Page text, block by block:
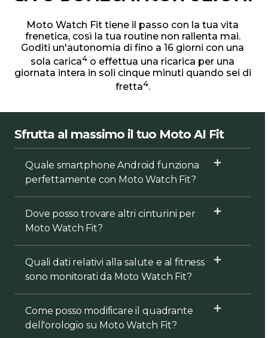
Moto Watch Fit tiene il passo con la tua vita
frenetica, così la tua routine non rallenta mai.
Goditi un'autonomia di fino a 16 giorni con una
sola carica4 o effettua una ricarica per una
giornata intera in soli cinque minuti quando sei di
fretta4.
Sfrutta al massimo il tuo Moto AI Fit
Quale smartphone Android funziona
perfettamente con Moto Watch Fit?
Dove posso trovare altri cinturini per
Moto Watch Fit?
Quali dati relativi alla salute e al fitness
sono monitorati da Moto Watch Fit?
Come posso modificare il quadrante
dell'orologio su Moto Watch Fit?